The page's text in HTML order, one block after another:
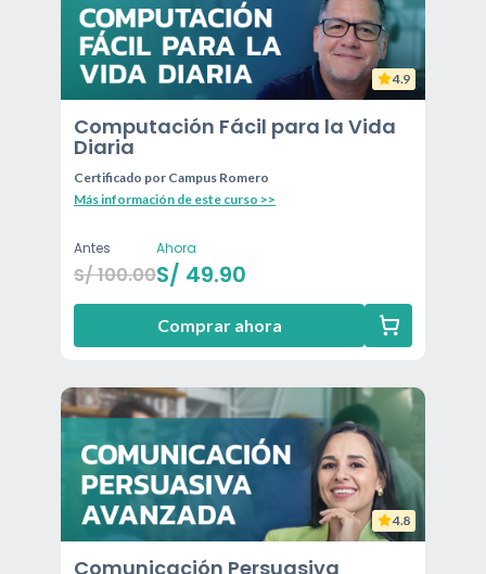
4.9
Computación Fácil para la Vida
Diaria
Certificado por Campus Romero
Más información de este curso >>
Antes
S/100.00
Ahora
S/ 49.90
Comprar ahora
4.8
Comunicación Persuasiva